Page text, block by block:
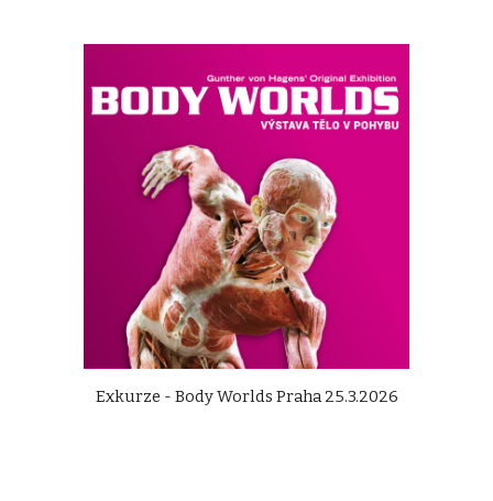
Exkurze - Body Worlds Praha 25.3.2026